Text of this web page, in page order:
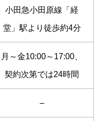
小田急小田原線「経
堂」駅より徒歩約4分
月～金10:00～17:00、
契約次第では24時間
–